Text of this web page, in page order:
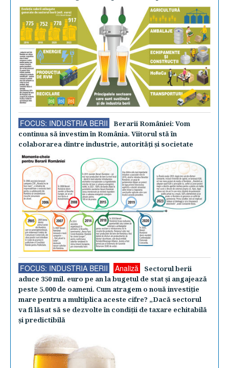
FOCUS: INDUSTRIA BERII
Berarii României: Vom
continua să investim în România. Viitorul stă în
colaborarea dintre industrie, autorităţi şi societate
FOCUS: INDUSTRIA BERII Analiză
Sectorul berii
aduce 350 mil. euro pe an la bugetul de stat şi angajează
peste 5.000 de oameni. Cum atragem o nouă investiţie
mare pentru a multiplica aceste cifre? „Dacă sectorul
va fi lăsat să se dezvolte în condiţii de taxare echitabilă
şi predictibilă